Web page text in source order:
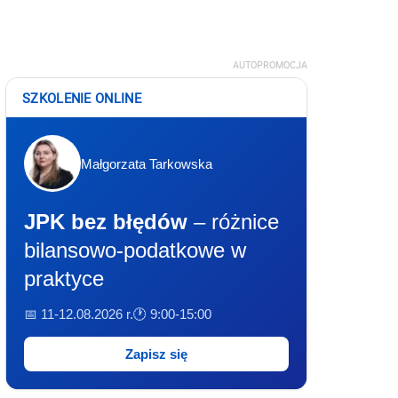
AUTOPROMOCJA
SZKOLENIE ONLINE
Małgorzata Tarkowska
JPK bez błędów – różnice
bilansowo-podatkowe w
praktyce
📅 11-12.08.2026 r.🕐 9:00-15:00
Zapisz się